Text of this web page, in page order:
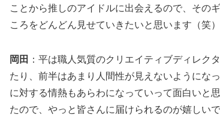
ことから推しのアイドルに出会えるので、その
ころをどんどん見せていきたいと思います（笑）
岡田 ：平は職人気質のクリエイティブディレク
たり、前半はあまり人間性が見えないようにな
に対する情熱もあらわになっていって面白いと
たので、やっと皆さんに届けられるのが嬉しいで